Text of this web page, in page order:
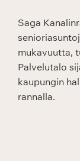
Saga
Saga
mukavuutta,
Palvelutalo
kaupungin
rannalla.
Asu